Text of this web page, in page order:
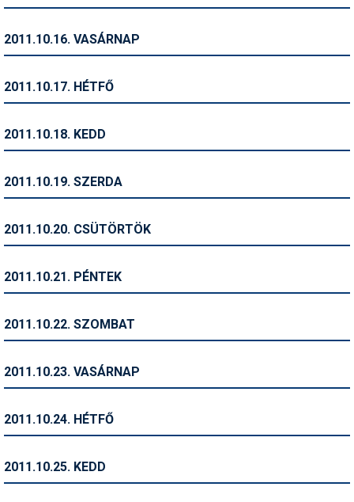
Síszerviz
Snowboard
Szakértők
Telemark
Történelem
2011.10.16. VASÁRNAP
2011.10.17. HÉTFŐ
2011.10.18. KEDD
2011.10.19. SZERDA
2011.10.20. CSÜTÖRTÖK
2011.10.21. PÉNTEK
2011.10.22. SZOMBAT
2011.10.23. VASÁRNAP
2011.10.24. HÉTFŐ
2011.10.25. KEDD